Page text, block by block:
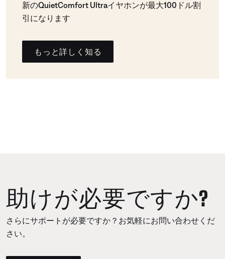
新のQuietComfort Ultraイヤホンが最大100ドル割
引になります
もっと詳しく知る
助けが必要ですか?
さらにサポートが必要ですか？お気軽にお問い合わせくだ
さい。